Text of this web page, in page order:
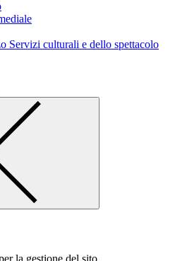
Servizi culturali e dello spettacolo
la gestione del sito